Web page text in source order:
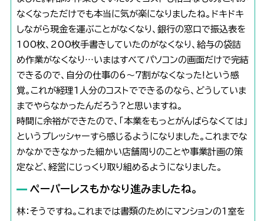
なくなっただけでも本当に気が楽になりましたね。ドキドキ
しながら現金を運ぶことがなくなり、銀行の窓口で振込表を
100枚、200枚手書きしていたのがなくなり、給与の袋詰
め作業がなくなり…いまはすべてパソコンの画面だけで完結
できるので、自分の仕事の6〜7割がなくなった!という感
覚。これが経理1人分のコストでできるのなら、どうしていま
までやらなかったんだろう?と思いますね。
時間に余裕ができたので、「本業をもっとがんばらなくては」
というプレッシャーすら感じるようになりました。これまでな
かなかできなかった細かい店舗周りのことや事業計画の策
定など、経営にじっくり取り組めるようになりました。
ペーパーレスもかなり進みましたね。
林：そうですね。これまでは書類のためにマンションの1室を